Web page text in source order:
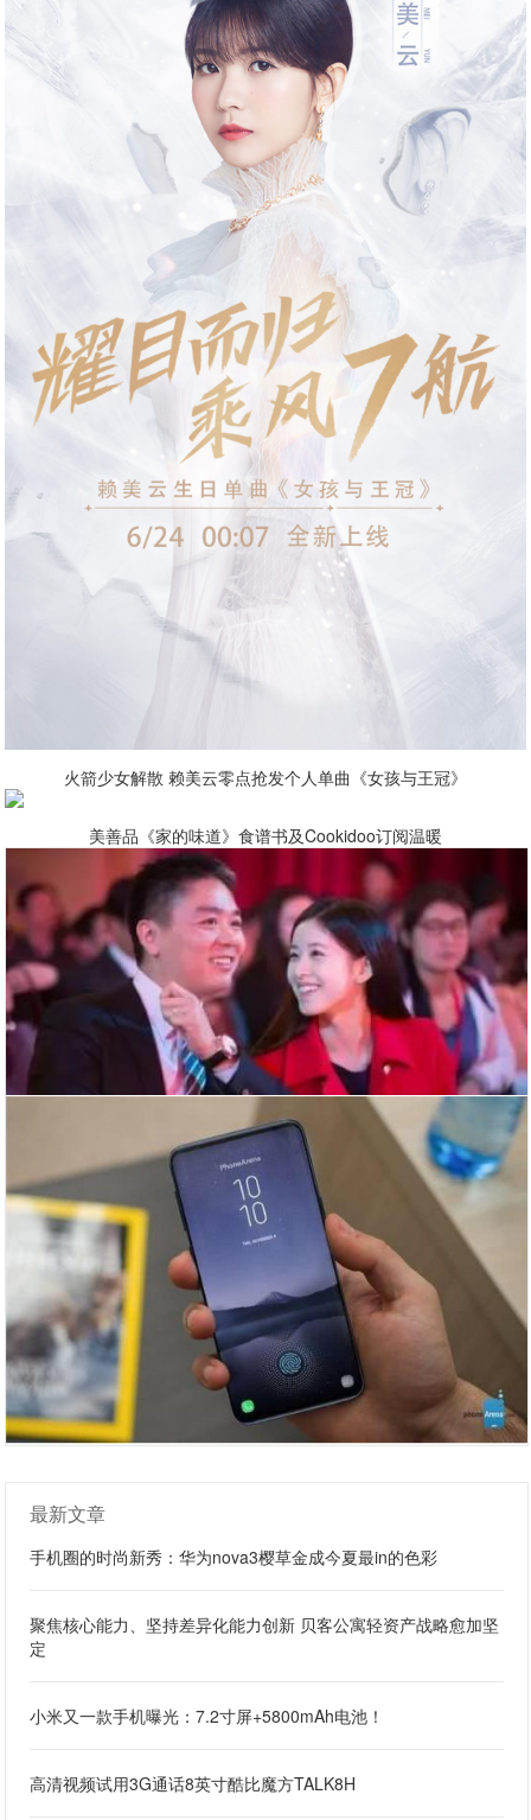
火箭少女解散 赖美云零点抢发个人单曲《女孩与王冠》
美善品《家的味道》食谱书及Cookidoo订阅温暖
最新文章
手机圈的时尚新秀：华为nova3樱草金成今夏最in的色彩
聚焦核心能力、坚持差异化能力创新 贝客公寓轻资产战略愈加坚
定
小米又一款手机曝光：7.2寸屏+5800mAh电池！
高清视频试用3G通话8英寸酷比魔方TALK8H